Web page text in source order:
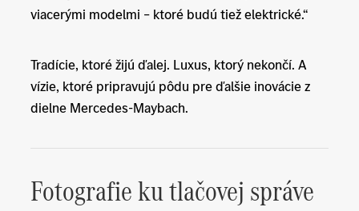
viacerými modelmi – ktoré budú tiež elektrické.“
Tradície, ktoré žijú ďalej. Luxus, ktorý nekončí. A
vízie, ktoré pripravujú pôdu pre ďalšie inovácie z
dielne Mercedes-Maybach.
Fotografie ku tlačovej správe